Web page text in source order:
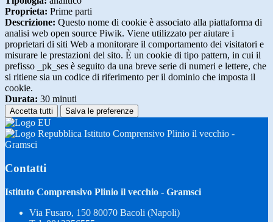
Proprieta: Prime parti
Descrizione: Questo nome di cookie è associato alla piattaforma di
analisi web open source Piwik. Viene utilizzato per aiutare i
proprietari di siti Web a monitorare il comportamento dei visitatori e
misurare le prestazioni del sito. È un cookie di tipo pattern, in cui il
prefisso _pk_ses è seguito da una breve serie di numeri e lettere, che
si ritiene sia un codice di riferimento per il dominio che imposta il
cookie.
Durata: 30 minuti
Accetta tutti Salva le preferenze
Istituto Comprensivo Plinio il vecchio -
Gramsci
Contatti
Istituto Comprensivo Plinio il vecchio - Gramsci
Via Fusaro, 150 80070 Bacoli (Napoli)